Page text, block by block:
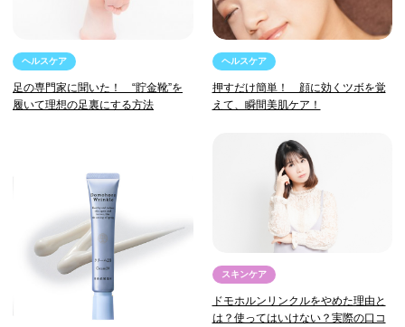
ヘルスケア
足の専門家に聞いた！ “貯金靴”を
履いて理想の足裏にする方法
ヘルスケア
押すだけ簡単！ 顔に効くツボを覚
えて、瞬間美肌ケア！
スキンケア
ドモホルンリンクルをやめた理由と
は？使ってはいけない？実際の口コ